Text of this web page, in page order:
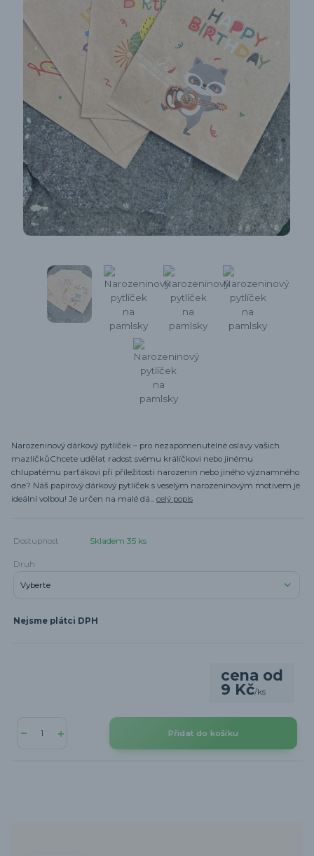
Narozeninový dárkový pytlíček – pro nezapomenutelné oslavy vašich
mazlíčkůChcete udělat radost svému králíčkovi nebo jinému
chlupatému parťákovi při příležitosti narozenin nebo jiného významného
dne? Náš papírový dárkový pytlíček s veselým narozeninovým motivem je
ideální volbou! Je určen na malé dá... celý popis
Dostupnost Skladem 35 ks
Druh
Nejsme plátci DPH
cena od
9 Kč/ks
Přidat do košíku